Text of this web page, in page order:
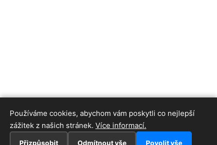
Používáme cookies, abychom vám poskytli co nejlepší
zážitek z našich stránek. Více informací.
Přizpůsobit Odmítnout vše Povolit vše